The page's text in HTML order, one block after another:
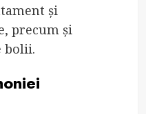
și
precum și
bolii.